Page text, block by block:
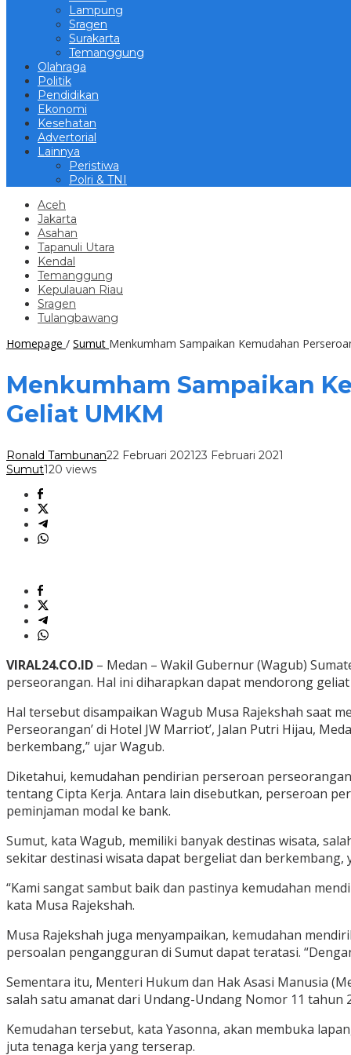
Lampung
Sragen
Surakarta
Temanggung
Olahraga
Politik
Pendidikan
Ekonomi
Kesehatan
Advertorial
Lainnya
Peristiwa
Polri & TNI
Aceh
Jakarta
Asahan
Tapanuli Utara
Kendal
Temanggung
Kepulauan Riau
Sragen
Tulangbawang
Homepage / Sumut Menkumham Sampaikan Kemudahan
Menkumham Sampaikan
Geliat UMKM
Ronald Tambunan22 Februari 202123 Februari 2021
Sumut120 views
VIRAL24.CO.ID – Medan – Wakil Gubernur (Wagub)
perseorangan. Hal ini diharapkan dapat mendorong
Hal tersebut disampaikan Wagub Musa Rajekshah saat
Perseorangan’ di Hotel JW Marriot’, Jalan Putri Hijau,
berkembang,” ujar Wagub.
Diketahui, kemudahan pendirian perseroan
tentang Cipta Kerja. Antara lain disebutkan, perseroan
peminjaman modal ke bank.
Sumut, kata Wagub, memiliki banyak destinas wisata,
sekitar destinasi wisata dapat bergeliat dan
“Kami sangat sambut baik dan pastinya kemudahan
kata Musa Rajekshah.
Musa Rajekshah juga menyampaikan, kemudahan
persoalan pengangguran di Sumut dapat teratasi.
Sementara itu, Menteri Hukum dan Hak Asasi Manusia
salah satu amanat dari Undang-Undang Nomor 11 tahun
Kemudahan tersebut, kata Yasonna, akan membuka
juta tenaga kerja yang terserap.